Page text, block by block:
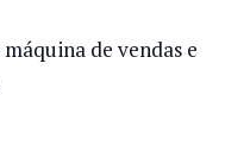
de vendas e